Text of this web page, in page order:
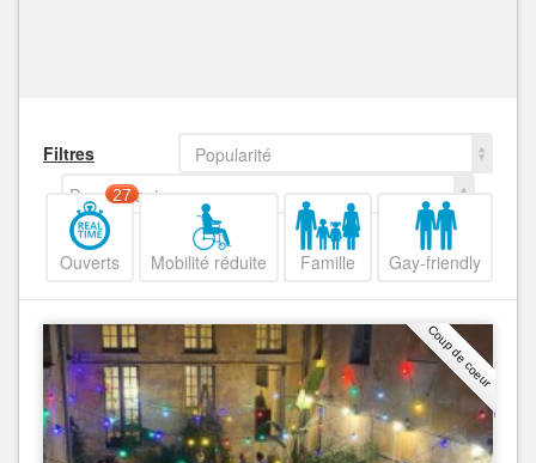
Filtres
Popularité
Decroissant
Ouverts
27
Mobilité réduite Famille Gay-friendly
Coup de coeur